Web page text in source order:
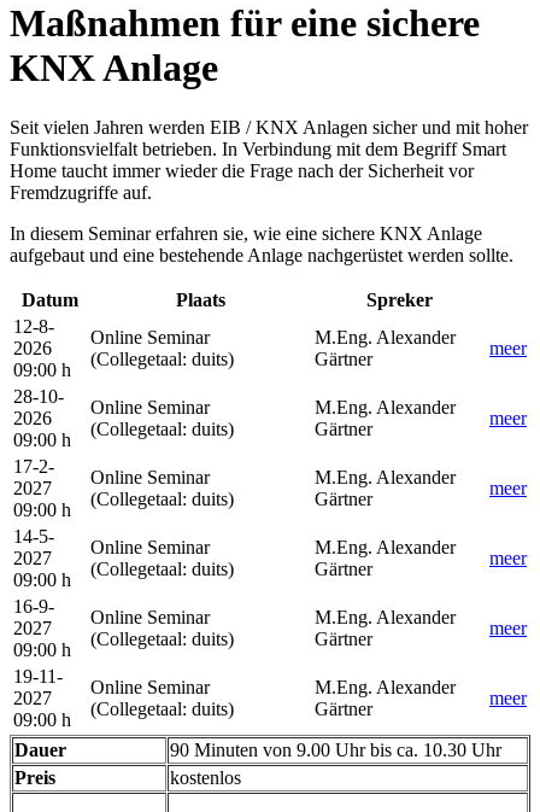
Maßnahmen für eine sichere
KNX Anlage
Seit vielen Jahren werden EIB / KNX Anlagen sicher und mit hoher
Funktionsvielfalt betrieben. In Verbindung mit dem Begriff Smart
Home taucht immer wieder die Frage nach der Sicherheit vor
Fremdzugriffe auf.
In diesem Seminar erfahren sie, wie eine sichere KNX Anlage
aufgebaut und eine bestehende Anlage nachgerüstet werden sollte.
Datum Plaats
Spreker
12-8-
2026
09:00 h
Online Seminar
(Collegetaal: duits)
M.Eng. Alexander
Gärtner
meer
28-10-
2026
09:00 h
Online Seminar
(Collegetaal: duits)
M.Eng. Alexander
Gärtner
meer
17-2-
2027
09:00 h
Online Seminar
(Collegetaal: duits)
M.Eng. Alexander
Gärtner
meer
14-5-
2027
09:00 h
Online Seminar
(Collegetaal: duits)
M.Eng. Alexander
Gärtner
meer
16-9-
2027
09:00 h
Online Seminar
(Collegetaal: duits)
M.Eng. Alexander
Gärtner
meer
19-11-
2027
09:00 h
Online Seminar
(Collegetaal: duits)
M.Eng. Alexander
Gärtner
meer
Dauer
90 Minuten von 9.00 Uhr bis ca. 10.30 Uhr
Preis
kostenlos